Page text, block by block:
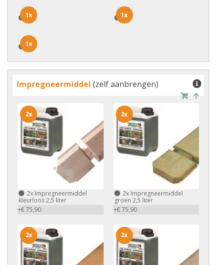
1x
1x 1x
1x
1x
1x
Impregneermiddel (zelf aanbrengen)
2x Impregneermiddel
kleurloos 2,5 liter
+€ 75,90
2x
2xImpregneermiddel
groen 2,5 liter
+€ 75,90
2x
2x 2x